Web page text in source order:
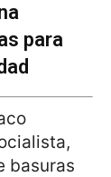
para
basuras